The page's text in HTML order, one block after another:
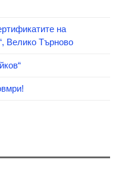
на
Велико Търново